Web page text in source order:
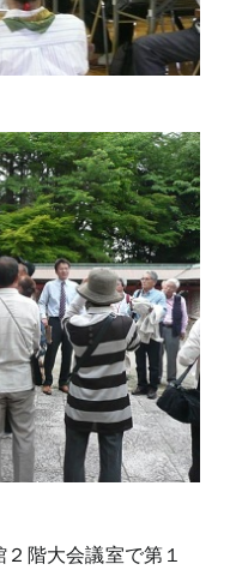
階大会議室で第１